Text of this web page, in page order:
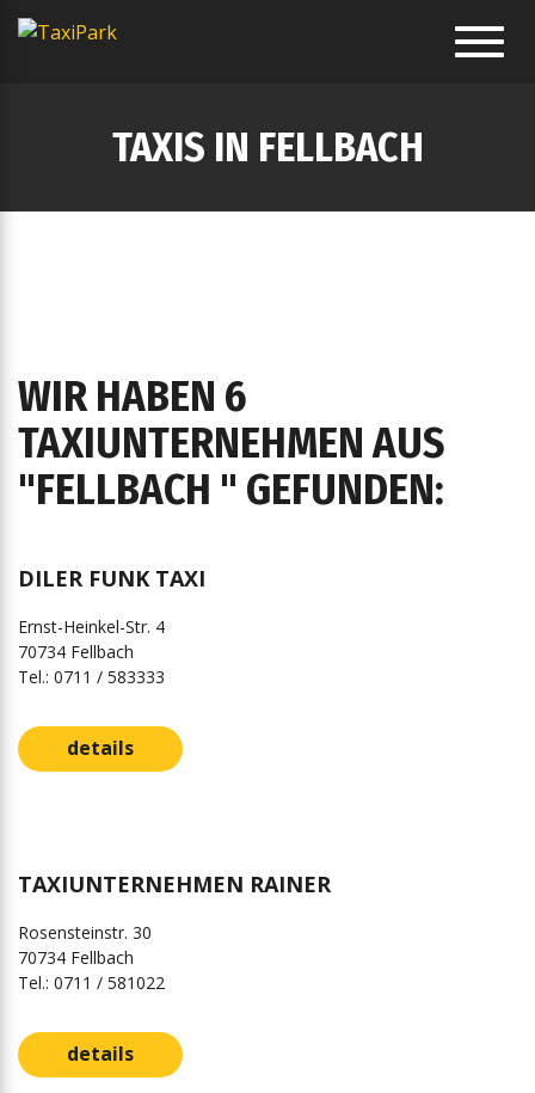
TAXIS IN FELLBACH
WIR HABEN 6
TAXIUNTERNEHMEN AUS
"FELLBACH " GEFUNDEN:
DILER FUNK TAXI
Ernst-Heinkel-Str. 4
70734 Fellbach
Tel.: 0711 / 583333
details
TAXIUNTERNEHMEN RAINER
Rosensteinstr. 30
70734 Fellbach
Tel.: 0711 / 581022
details